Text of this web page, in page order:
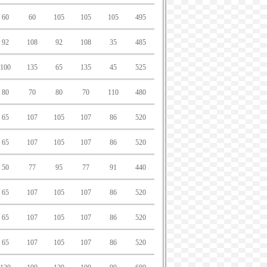
60 60 105 105 105 495
92 108 92 108 35 485
100 135 65 135 45 525
80 70 80 70 110 480
65 107 105 107 86 520
65 107 105 107 86 520
50 77 95 77 91 440
65 107 105 107 86 520
65 107 105 107 86 520
65 107 105 107 86 520